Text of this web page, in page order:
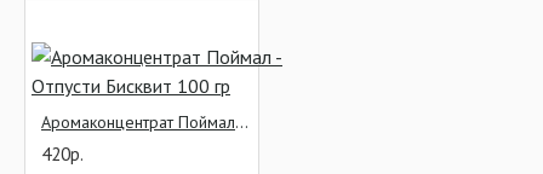
Аромаконцентрат Поймал - Отпусти Бисквит 100 гр
420р.